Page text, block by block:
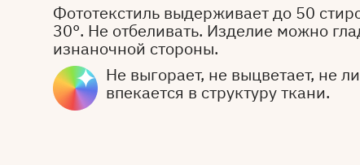
Фототекстиль выдерживает до 50
30°. Не отбеливать. Изделие можно
изнаночной стороны.
Не выгорает, не выцветает, не
впекается в структуру ткани.